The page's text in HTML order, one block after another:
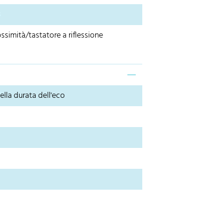
tastatore a riflessione
durata dell'eco